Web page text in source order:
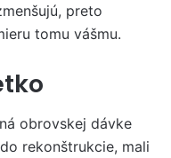
preto
tomu vášmu.
obrovskej dávke
rekonštrukcie, mali